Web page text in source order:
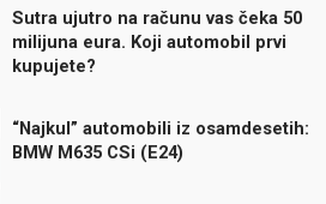
Sutra ujutro na računu vas čeka 50
milijuna eura. Koji automobil prvi
kupujete?
“Najkul” automobili iz osamdesetih:
BMW M635 CSi (E24)